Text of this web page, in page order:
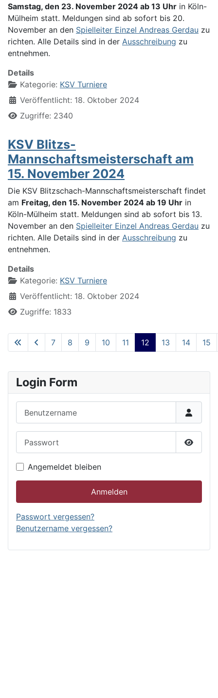
Samstag, den 23. November 2024 ab 13 Uhr in Köln-
Mülheim statt. Meldungen sind ab sofort bis 20.
November an den Spielleiter Einzel Andreas Gerdau zu
richten. Alle Details sind in der Ausschreibung zu
entnehmen.
Details
Kategorie: KSV Turniere
Veröffentlicht: 18. Oktober 2024
Zugriffe: 2340
KSV Blitzs-
Mannschaftsmeisterschaft am
15. November 2024
Die KSV Blitzschach-Mannschaftsmeisterschaft findet
am Freitag, den 15. November 2024 ab 19 Uhr in
Köln-Mülheim statt. Meldungen sind ab sofort bis 13.
November an den Spielleiter Einzel Andreas Gerdau zu
richten. Alle Details sind in der Ausschreibung zu
entnehmen.
Details
Kategorie: KSV Turniere
Veröffentlicht: 18. Oktober 2024
Zugriffe: 1833
Seite 12 von 22
7 8 9 10 11 12 13 14 15
Login Form
Angemeldet bleiben
Anmelden
Passwort vergessen?
Benutzername vergessen?